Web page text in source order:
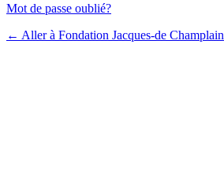
Mot de passe oublié?
← Aller à Fondation Jacques-de Champlain